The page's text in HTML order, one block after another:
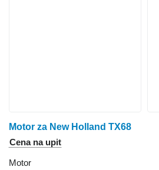
Motor za New Holland TX68
Cena na upit
Motor